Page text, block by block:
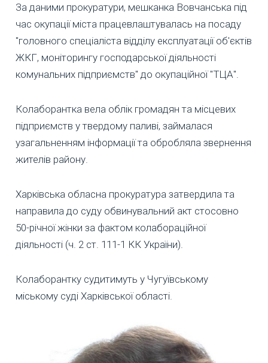
За даними прокуратури, мешканка Вовчанська під
час окупації міста працевлаштувалась на посаду
"головного спеціаліста відділу експлуатації об'єктів
ЖКГ, моніторингу господарської діяльності
комунальних підприємств" до окупаційної "ТЦА".
Колаборантка вела облік громадян та місцевих
підприємств у твердому паливі, займалася
узагальненням інформації та обробляла звернення
жителів району.
Харківська обласна прокуратура затвердила та
направила до суду обвинувальний акт стосовно
50-річної жінки за фактом колабораційної
діяльності (ч. 2 ст. 111-1 КК України).
Колаборантку судитимуть у Чугуївському
міському суді Харківської області.